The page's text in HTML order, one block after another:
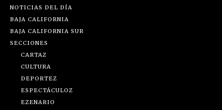
NOTICIAS DEL DÍA
BAJA CALIFORNIA
BAJA CALIFORNIA SUR
SECCIONES
CARTAZ
CULTURA
DEPORTEZ
ESPECTÁCULOZ
EZENARIO